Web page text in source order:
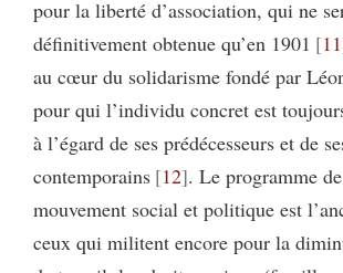
pour la liberté d’association, qui ne
définitivement obtenue qu’en 1901 11
au cœur du solidarisme fondé par
pour qui l’individu concret est
à l’égard de ses prédécesseurs et de
contemporains 12 . Le programme
mouvement social et politique est
ceux qui militent encore pour la